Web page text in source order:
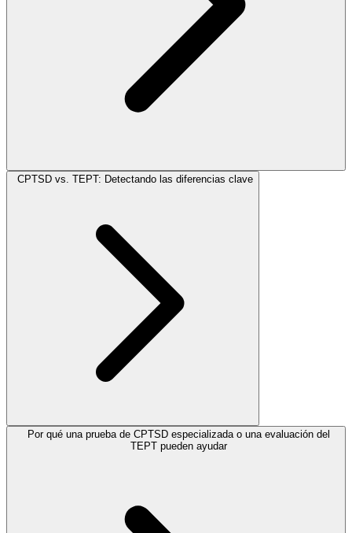
CPTSD vs. TEPT: Detectando las diferencias clave
Por qué una prueba de CPTSD especializada o una evaluación del
TEPT pueden ayudar